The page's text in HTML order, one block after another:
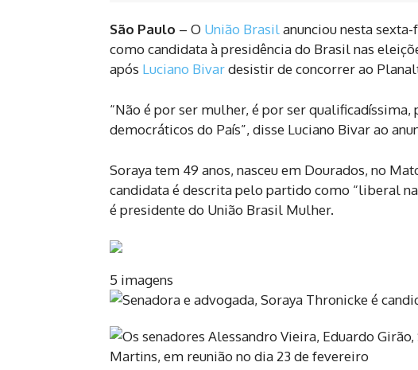
São Paulo – O União Brasil anunciou nesta
como candidata à presidência do Brasil nas
após Luciano Bivardesistir de concorrer ao
“Não é por ser mulher, é por ser
democráticos do País”, disse Luciano Bivar ao
Soraya tem 49 anos, nasceu em Dourados, no
candidata é descrita pelo partido como “liberal
é presidente do União Brasil Mulher.
5 imagens